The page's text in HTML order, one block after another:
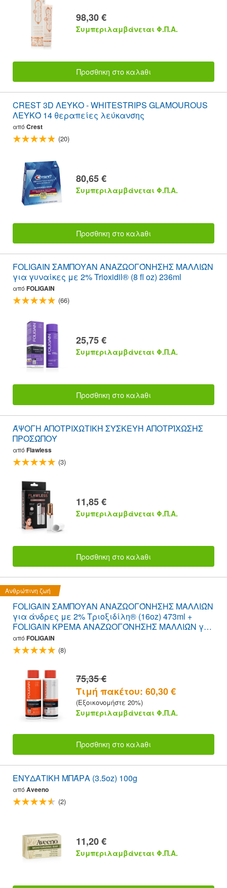
98,30 €
Συμπεριλαμβάνεται Φ.Π.Α.
Προσθnκη στο καλaθι
CREST 3D ΛΕΥΚΟ - WHITESTRIPS GLAMOUROUS
ΛΕΥΚΌ 14 θεραπείες λεύκανσης
από Crest
(20)
80,65 €
Συμπεριλαμβάνεται Φ.Π.Α.
Προσθnκη στο καλaθι
FOLIGAIN ΣΑΜΠΟΥΑΝ ΑΝΑΖΩΟΓΌΝΗΣΗΣ ΜΑΛΛΙΏΝ
για γυναίκες με 2% Trioxidil® (8 fl oz) 236ml
από FOLIGAIN
(66)
25,75 €
Συμπεριλαμβάνεται Φ.Π.Α.
Προσθnκη στο καλaθι
ΆΨΟΓΗ ΑΠΟΤΡΙΧΩΤΙΚΉ ΣΥΣΚΕΥΉ ΑΠΟΤΡΊΧΩΣΗΣ
ΠΡΟΣΏΠΟΥ
από Flawless
(3)
11,85 €
Συμπεριλαμβάνεται Φ.Π.Α.
Προσθnκη στο καλaθι
Ανθρώπινη ζωή
FOLIGAIN ΣΑΜΠΟΥΑΝ ΑΝΑΖΩΟΓΌΝΗΣΗΣ ΜΑΛΛΙΏΝ
για άνδρες με 2% Τριοξιδίλη® (16oz) 473ml +
FOLIGAIN ΚΡΕΜΑ ΑΝΑΖΩΟΓΌΝΗΣΗΣ ΜΑΛΛΙΏΝ για
άνδρες με 2% Trioxidil® (16oz) 473ml ΠΑΚΈΤΟ
ΑΞΊΑΣ
από FOLIGAIN
(8)
75,35 €
Τιμή πακέτου: 60,30 €
(Εξοικονομήστε 20%)
Συμπεριλαμβάνεται Φ.Π.Α.
Προσθnκη στο καλaθι
ΕΝΥΔΑΤΙΚΉ ΜΠΆΡΑ (3.5oz) 100g
από Aveeno
(2)
11,20 €
Συμπεριλαμβάνεται Φ.Π.Α.